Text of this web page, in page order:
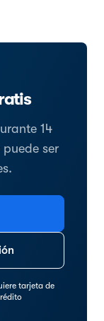
14
ser
tarjeta de